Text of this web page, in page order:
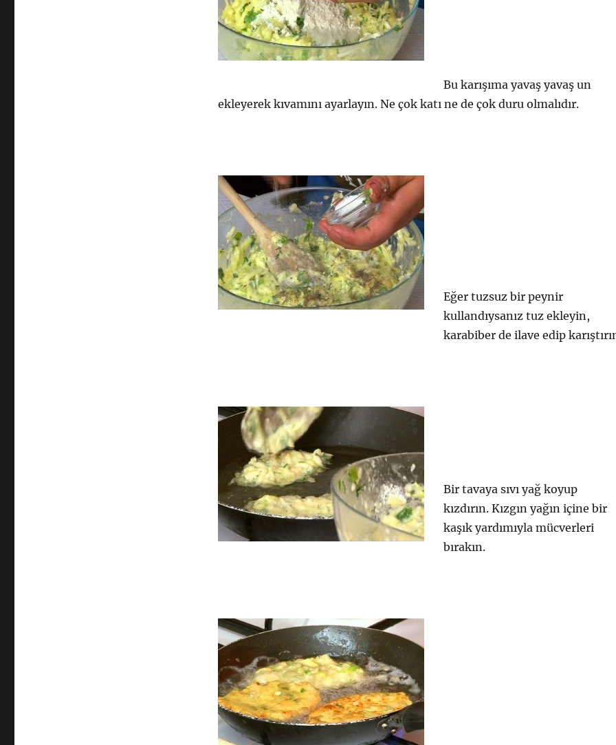
Bu karışıma yavaş yavaş un
ekleyerek kıvamını ayarlayın. Ne çok katı ne de çok duru olmalıdır.
Eğer tuzsuz bir peynir
kullandıysanız tuz ekleyin,
karabiber de ilave edip
Bir tavaya sıvı yağ koyup
kızdırın. Kızgın yağın içine bir
kaşık yardımıyla mücverleri
bırakın.